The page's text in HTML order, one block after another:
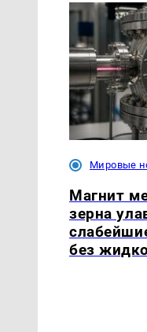
Мировые
Магнит
зерна
без